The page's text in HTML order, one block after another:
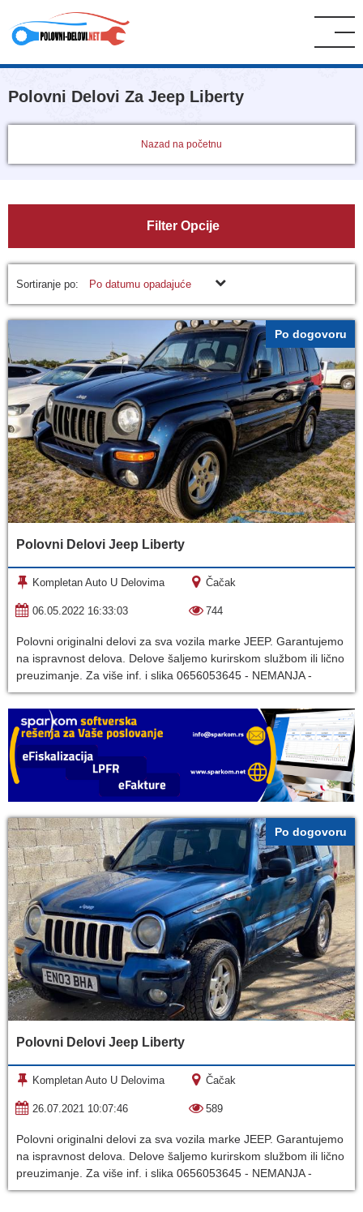
Polovni Delovi Za Jeep Liberty
Nazad na početnu
Filter Opcije
Sortiranje po: Po datumu opadajuće
Polovni Delovi Jeep Liberty
Po dogovoru
Kompletan Auto U Delovima Čačak
06.05.2022 16:33:03 744
Polovni originalni delovi za sva vozila marke JEEP. Garantujemo
na ispravnost delova. Delove šaljemo kurirskom službom ili lično
preuzimanje. Za više inf. i slika 0656053645 - NEMANJA -
Polovni Delovi Jeep Liberty
Po dogovoru
Kompletan Auto U Delovima Čačak
26.07.2021 10:07:46 589
Polovni originalni delovi za sva vozila marke JEEP. Garantujemo
na ispravnost delova. Delove šaljemo kurirskom službom ili lično
preuzimanje. Za više inf. i slika 0656053645 - NEMANJA -